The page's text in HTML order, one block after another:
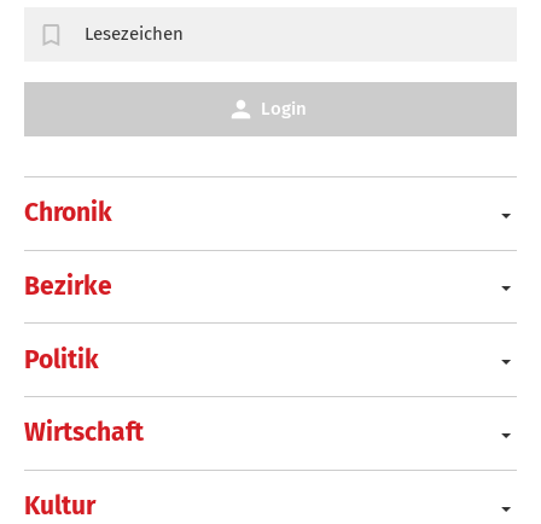
Chronik
Bezirke
Politik
Wirtschaft
Kultur
Lesezeichen
Login